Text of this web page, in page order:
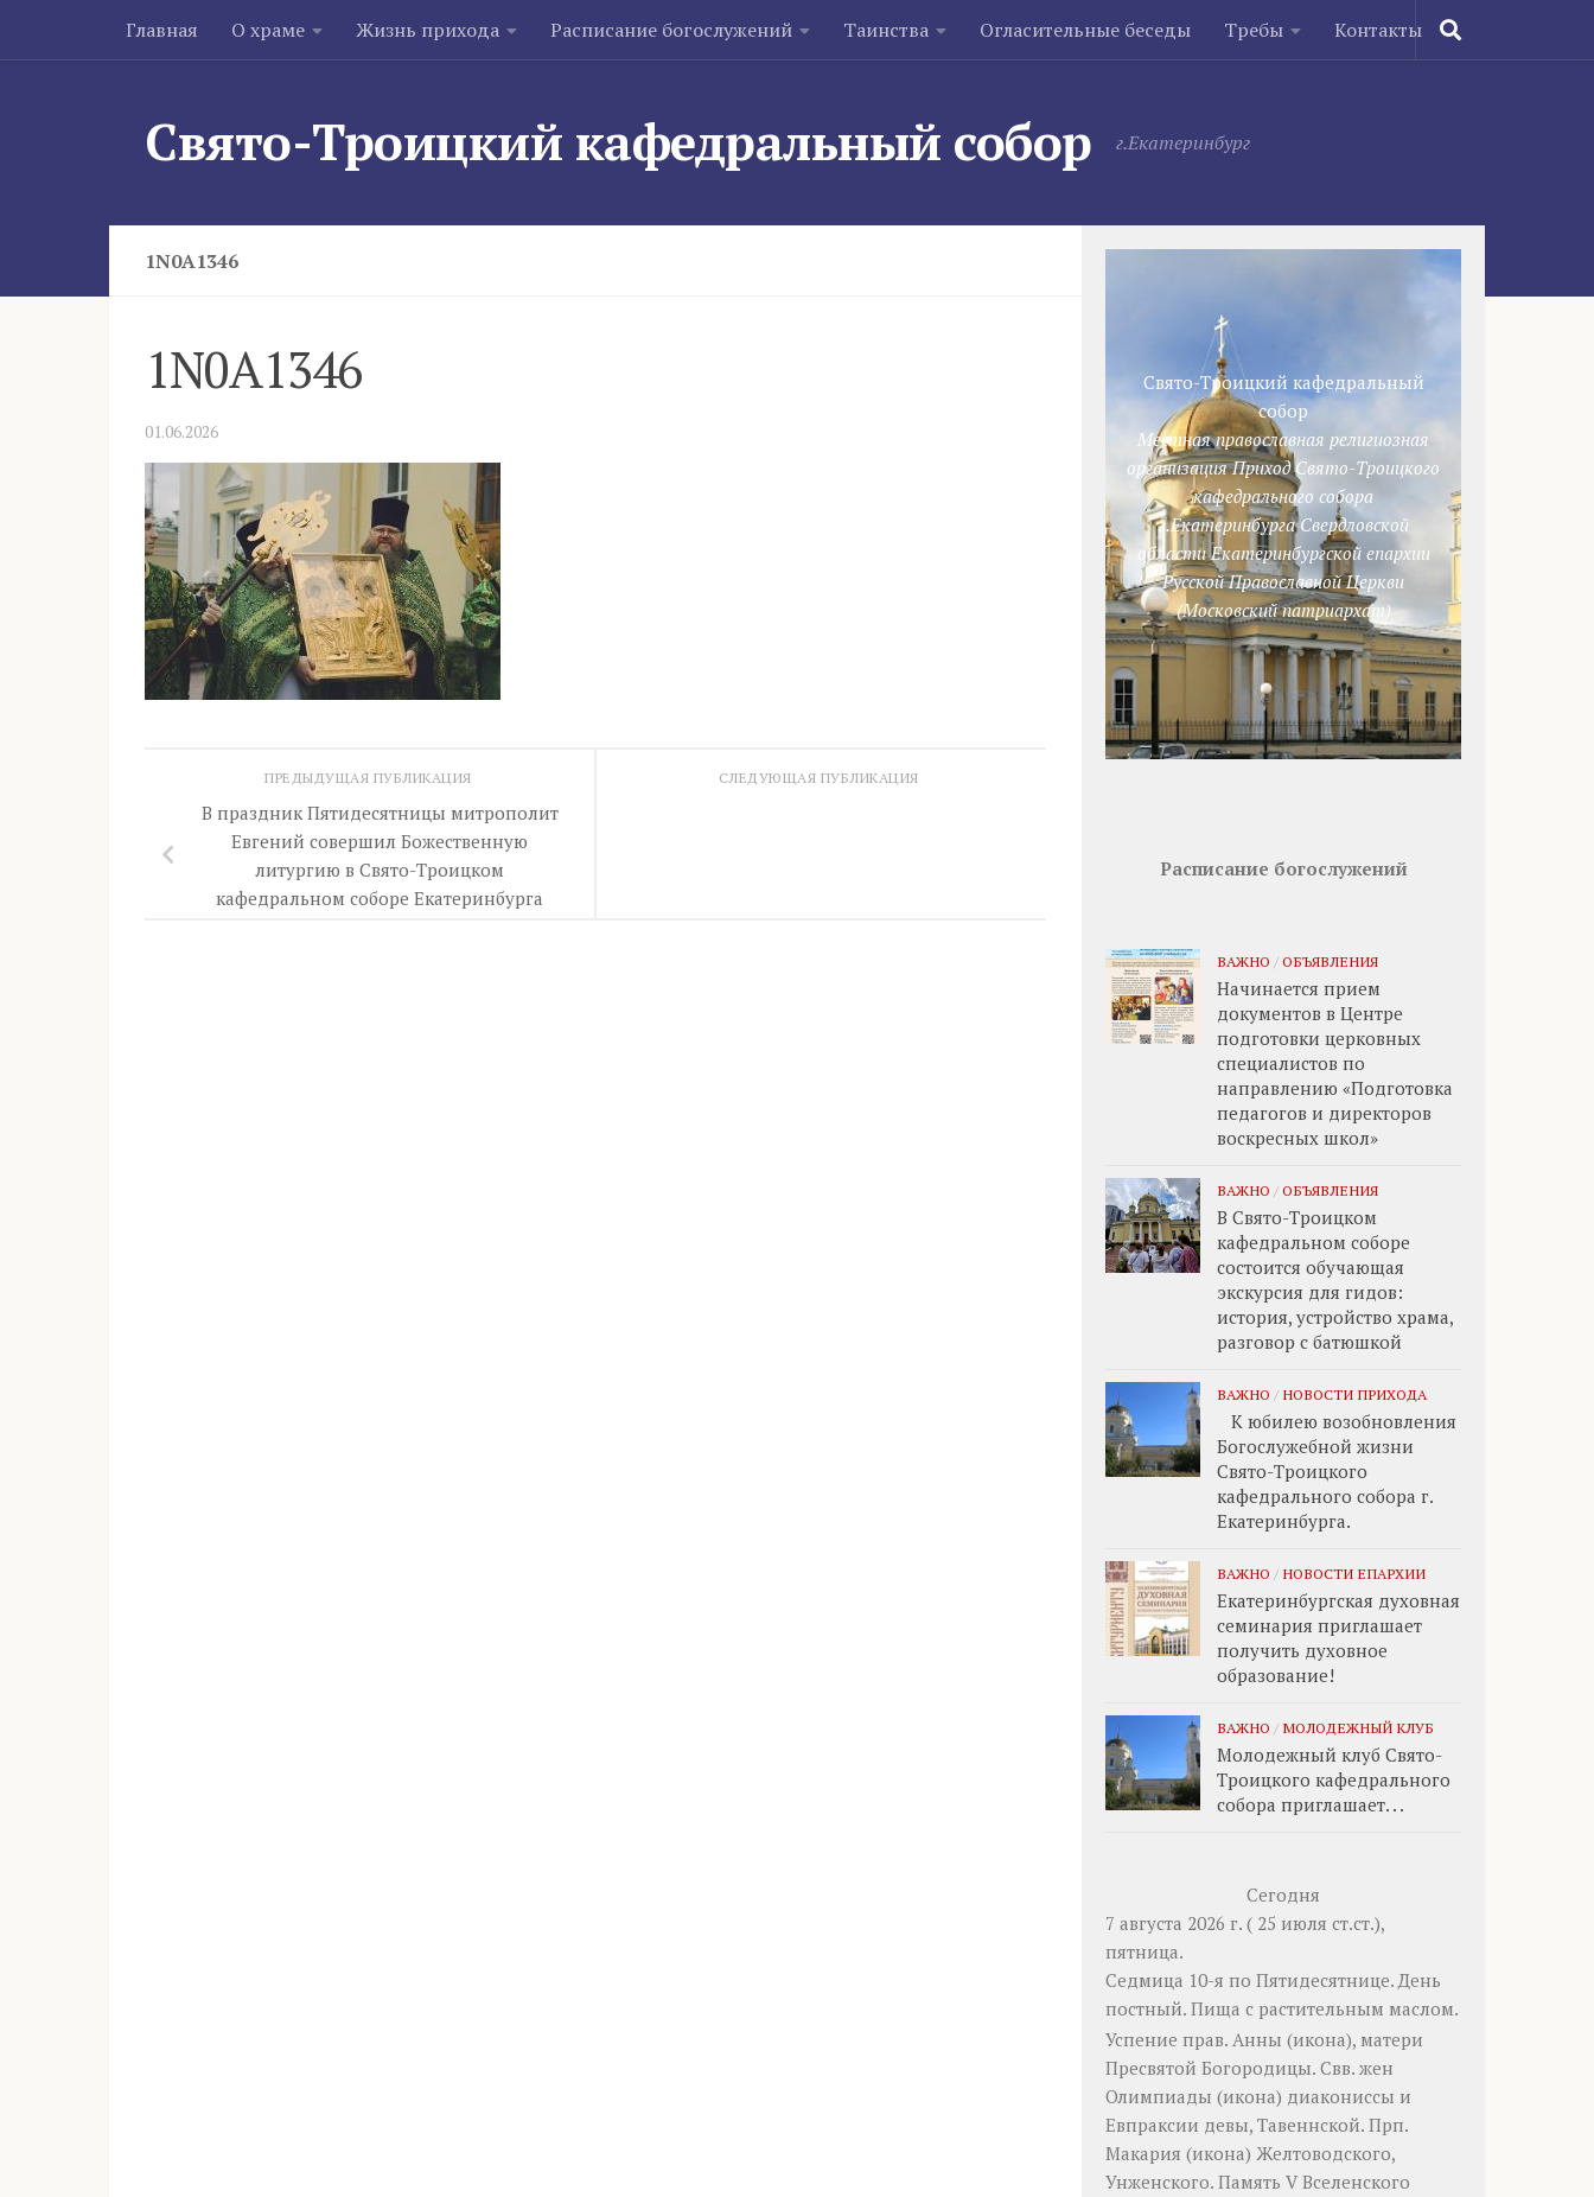
Skip to content
Главная О храме Жизнь прихода Расписание богослужений Таинства Огласительные беседы Требы Контакты
Свято-Троицкий кафедральный собор г.Екатеринбург
1N0A1346
1N0A1346
01.06.2026
СЛЕДУЮЩАЯ ПУБЛИКАЦИЯ
ПРЕДЫДУЩАЯ ПУБЛИКАЦИЯ
В праздник Пятидесятницы митрополит
Евгений совершил Божественную
литургию в Свято-Троицком
кафедральном соборе Екатеринбурга
Свято-Троицкий кафедральный
собор
Местная православная религиозная
организация Приход Свято-Троицкого
кафедрального собора
г.Екатеринбурга Свердловской
области Екатеринбургской епархии
Русской Православной Церкви
(Московский патриархат)
Расписание богослужений
ВАЖНО / ОБЪЯВЛЕНИЯ
Начинается прием
документов в Центре
подготовки церковных
специалистов по
направлению «Подготовка
педагогов и директоров
воскресных школ»
ВАЖНО / ОБЪЯВЛЕНИЯ
В Свято-Троицком
кафедральном соборе
состоится обучающая
экскурсия для гидов:
история, устройство храма,
разговор с батюшкой
ВАЖНО / НОВОСТИ ПРИХОДА
К юбилею возобновления
Богослужебной жизни
Свято-Троицкого
кафедрального собора г.
Екатеринбурга.
ВАЖНО / НОВОСТИ ЕПАРХИИ
Екатеринбургская духовная
семинария приглашает
получить духовное
образование!
ВАЖНО / МОЛОДЕЖНЫЙ КЛУБ
Молодежный клуб Свято-
Троицкого кафедрального
собора приглашает. . .
Сегодня
7 августа 2026 г. ( 25 июля ст.ст.),
пятница.
Седмица 10-я по Пятидесятнице. День
постный. Пища с растительным маслом.
Успение прав. Анны (икона), матери
Пресвятой Богородицы. Свв. жен
Олимпиады (икона) диакониссы и
Евпраксии девы, Тавеннской. Прп.
Макария (икона) Желтоводского,
Унженского. Память V Вселенского